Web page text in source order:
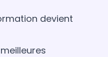
devient